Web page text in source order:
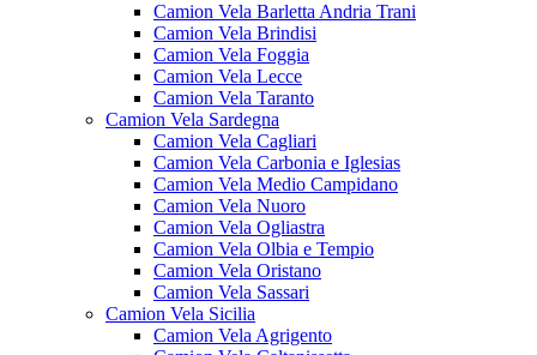
Camion Vela Barletta Andria Trani
Camion Vela Brindisi
Camion Vela Foggia
Camion Vela Lecce
Camion Vela Taranto
Camion Vela Sardegna
Camion Vela Cagliari
Camion Vela Carbonia e Iglesias
Camion Vela Medio Campidano
Camion Vela Nuoro
Camion Vela Ogliastra
Camion Vela Olbia e Tempio
Camion Vela Oristano
Camion Vela Sassari
Camion Vela Sicilia
Camion Vela Agrigento